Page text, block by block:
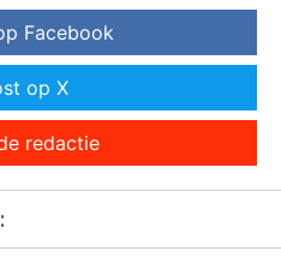
Facebook
op X
redactie